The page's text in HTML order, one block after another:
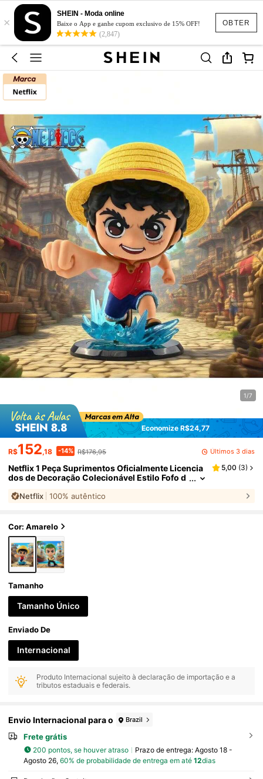
OBTER
×
SHEIN - Moda online
Baixe o App e ganhe cupom exclusivo de 15% OFF!
(2,847)
1/7
Economize R$24,77
R$152,18 -14% R$176,95 Últimos 3 dias
Netflix 1 Peça Suprimentos Oficialmente Licencia
dos de Decoração Colecionável Estilo Fofo d
Natal, Halloween
5,00 (3)
Netflix 100% autêntico
Cor: Amarelo
Tamanho
Tamanho Único
Enviado De
Internacional
Produto Internacional sujeito à declaração de importação e a
tributos estaduais e federais.
Envio Internacional para o Brazil
Frete grátis
200 pontos, se houver atraso Prazo de entrega: Agosto 18 -
Agosto 26, 60% de probabilidade de entrega em até 12dias